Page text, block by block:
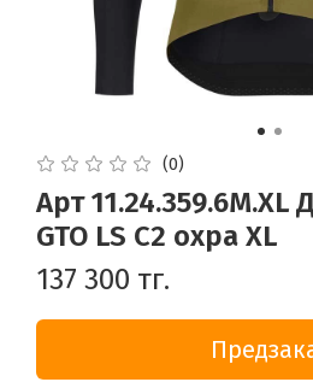
(0)
Арт 11.24.359.6M.XL
GTO LS C2 охра XL
137 300 тг.